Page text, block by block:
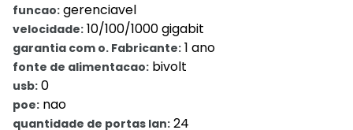
funcao: gerenciavel
velocidade: 10/100/1000 gigabit
garantia com o. Fabricante: 1 ano
fonte de alimentacao: bivolt
usb: 0
poe: nao
quantidade de portas lan: 24